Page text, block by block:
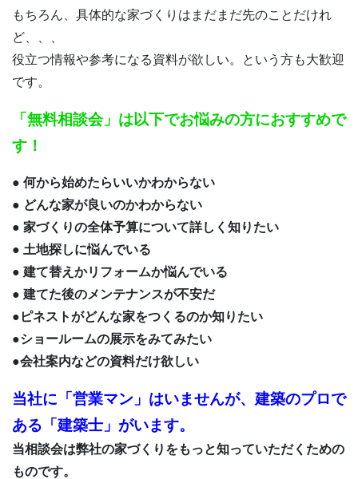
もちろん、具体的な家づくりはまだまだ先のことだけれ
ど、、、
役立つ情報や参考になる資料が欲しい。という方も大歓迎
です。
「無料相談会」は以下でお悩みの方におすすめで
す！
● 何から始めたらいいかわからない
● どんな家が良いのかわからない
● 家づくりの全体予算について詳しく知りたい
● 土地探しに悩んでいる
● 建て替えかリフォームか悩んでいる
● 建てた後のメンテナンスが不安だ
●ピネストがどんな家をつくるのか知りたい
●ショールームの展示をみてみたい
●会社案内などの資料だけ欲しい
当社に「営業マン」はいませんが、建築のプロで
ある「建築士」がいます。
当相談会は弊社の家づくりをもっと知っていただくための
ものです。